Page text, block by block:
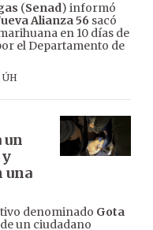
(Senad) informó
Alianza 56 sacó
en 10 días de
el Departamento de
un
una
denominado Gota
un ciudadano